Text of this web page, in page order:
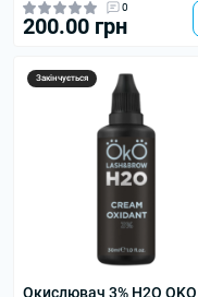
0
200.00 грн
Закінчується
Окислювач 3% H2O OKO